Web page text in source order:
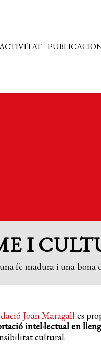
I
fe madura i una
Joan Maragalles
intel·lectual en
cultural.